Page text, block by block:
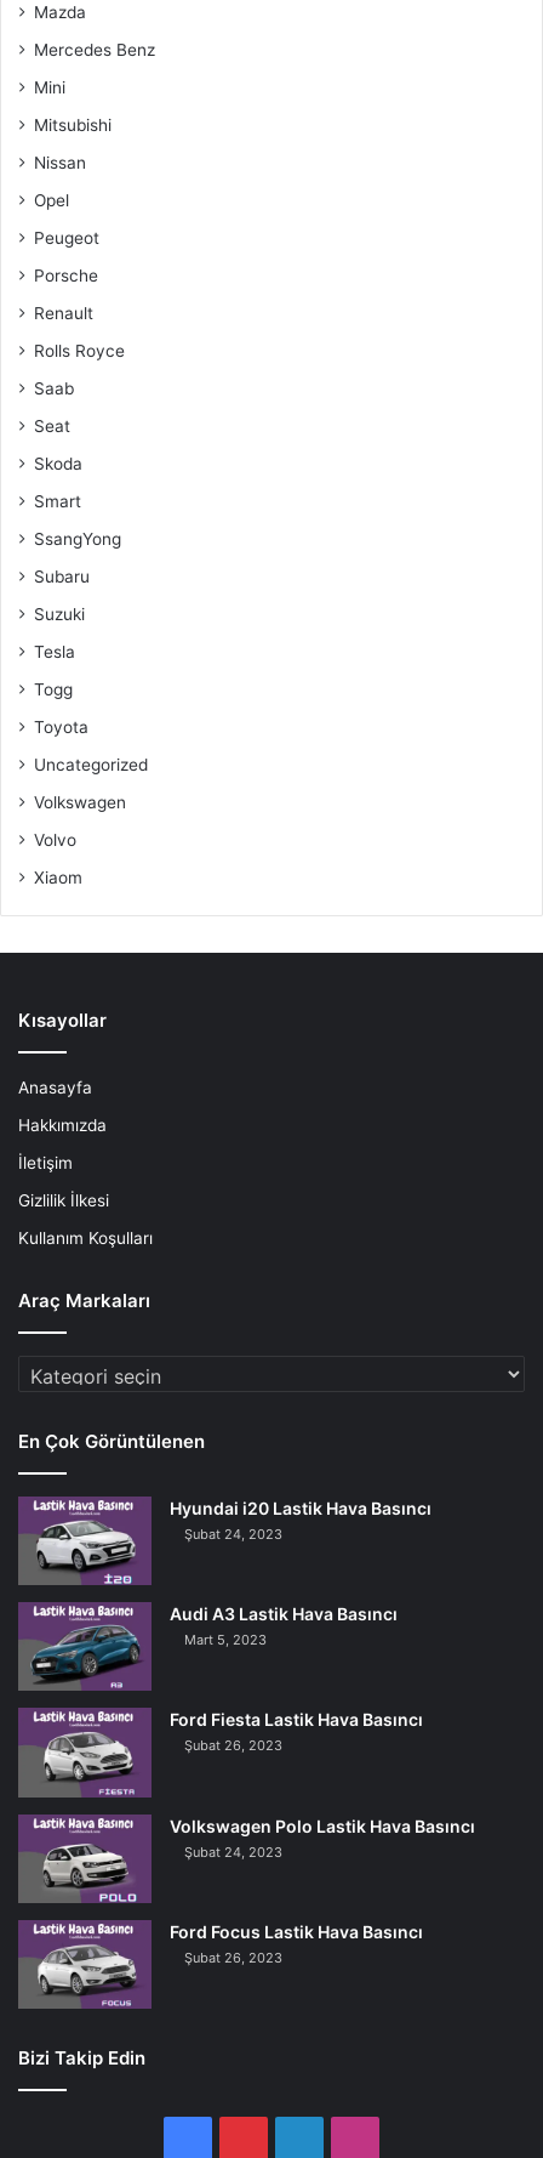
Mazda
Mercedes Benz
Mini
Mitsubishi
Nissan
Opel
Peugeot
Porsche
Renault
Rolls Royce
Saab
Seat
Skoda
Smart
SsangYong
Subaru
Suzuki
Tesla
Togg
Toyota
Uncategorized
Volkswagen
Volvo
Xiaom
Kısayollar
Anasayfa
Hakkımızda
İletişim
Gizlilik İlkesi
Kullanım Koşulları
Araç Markaları
Araç
Markaları
En Çok Görüntülenen
Hyundai i20 Lastik Hava Basıncı
Şubat 24, 2023
Audi A3 Lastik Hava Basıncı
Mart 5, 2023
Ford Fiesta Lastik Hava Basıncı
Şubat 26, 2023
Volkswagen Polo Lastik Hava Basıncı
Şubat 24, 2023
Ford Focus Lastik Hava Basıncı
Şubat 26, 2023
Bizi Takip Edin